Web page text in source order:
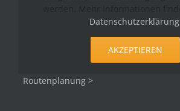
Datenschutzerklärung.
AKZEPTIEREN
Routenplanung >